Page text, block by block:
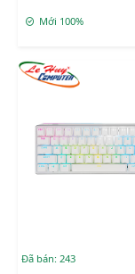
Mới 100%
Đã bán: 243